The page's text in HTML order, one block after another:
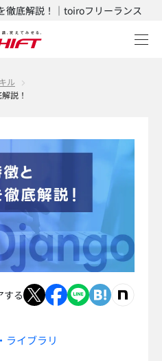
徹底解説！｜toiroフリーランス
ル
説！
する
ライブラリ